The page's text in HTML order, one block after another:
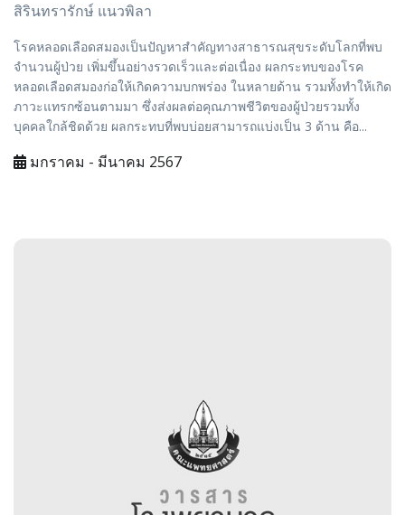
สิรินทรารักษ์ แนวพิลา
โรคหลอดเลือดสมองเป็นปัญหาสำคัญทางสาธารณสุขระดับโลกที่พบ
จำนวนผู้ป่วย เพิ่มขึ้นอย่างรวดเร็วและต่อเนื่อง ผลกระทบของโรค
หลอดเลือดสมองก่อให้เกิดความบกพร่อง ในหลายด้าน รวมทั้งทำให้เกิด
ภาวะแทรกซ้อนตามมา ซึ่งส่งผลต่อคุณภาพชีวิตของผู้ป่วยรวมทั้ง
บุคคลใกล้ชิดด้วย ผลกระทบที่พบบ่อยสามารถแบ่งเป็น 3 ด้าน คือ...
มกราคม - มีนาคม 2567